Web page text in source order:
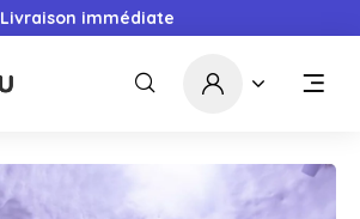
Livraison immédiate